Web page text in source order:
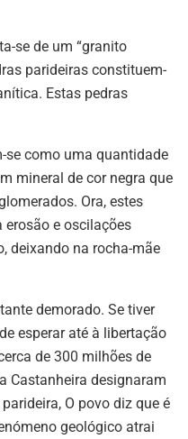
se de um “granito
parideiras constituem-
Estas pedras
se como uma quantidade
mineral de cor negra que
Ora, estes
erosão e oscilações
deixando na rocha-mãe
demorado. Se tiver
esperar até à libertação
de 300 milhões de
Castanheira designaram
O povo diz que é
geológico atrai